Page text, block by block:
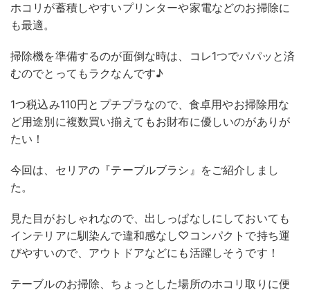
ホコリが蓄積しやすいプリンターや家電などのお掃除に
も最適。
掃除機を準備するのが面倒な時は、コレ1つでパパッと済
むのでとってもラクなんです♪
1つ税込み110円とプチプラなので、食卓用やお掃除用な
ど用途別に複数買い揃えてもお財布に優しいのがありが
たい！
今回は、セリアの『テーブルブラシ』をご紹介しまし
た。
見た目がおしゃれなので、出しっぱなしにしておいても
インテリアに馴染んで違和感なし♡コンパクトで持ち運
びやすいので、アウトドアなどにも活躍しそうです！
テーブルのお掃除、ちょっとした場所のホコリ取りに便